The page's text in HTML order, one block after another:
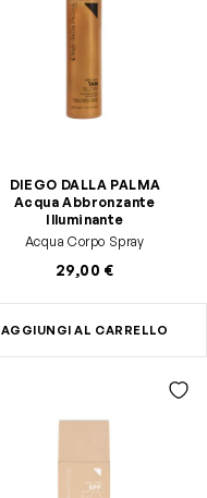
DIEGO DALLA PALMA
Acqua Abbronzante
Illuminante
Acqua Corpo Spray
29,00 €
AGGIUNGI AL CARRELLO